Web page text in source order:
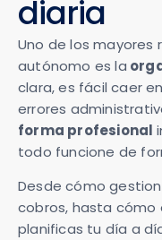
diaria
Uno de los mayores
autónomo es la
clara, es fácil caer
errores
forma profesional
todo funcione de
Desde cómo
cobros, hasta cómo
planificas tu día a